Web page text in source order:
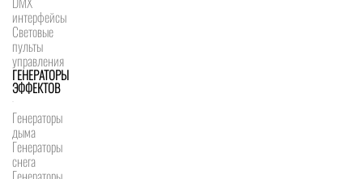
интерфейсы
Световые
пульты
управления
ГЕНЕРАТОРЫ
ЭФФЕКТОВ
Генераторы
дыма
Генераторы
снега